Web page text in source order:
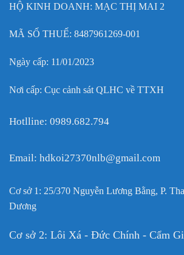
HỘ KINH DOANH: MẠC THỊ MAI 2
MÃ SỐ THUẾ: 8487961269-001
Ngày cấp: 11/01/2023
Nơi cấp: Cục cảnh sát QLHC về TTXH
Hotlline: 0989.682.794
Email: hdkoi27370nlb@gmail.com
Cơ sở 1: 25/370 Nguyễn Lương Bằng, P.
Dương
Cơ sở 2: Lôi Xá - Đức Chính - Cẩm